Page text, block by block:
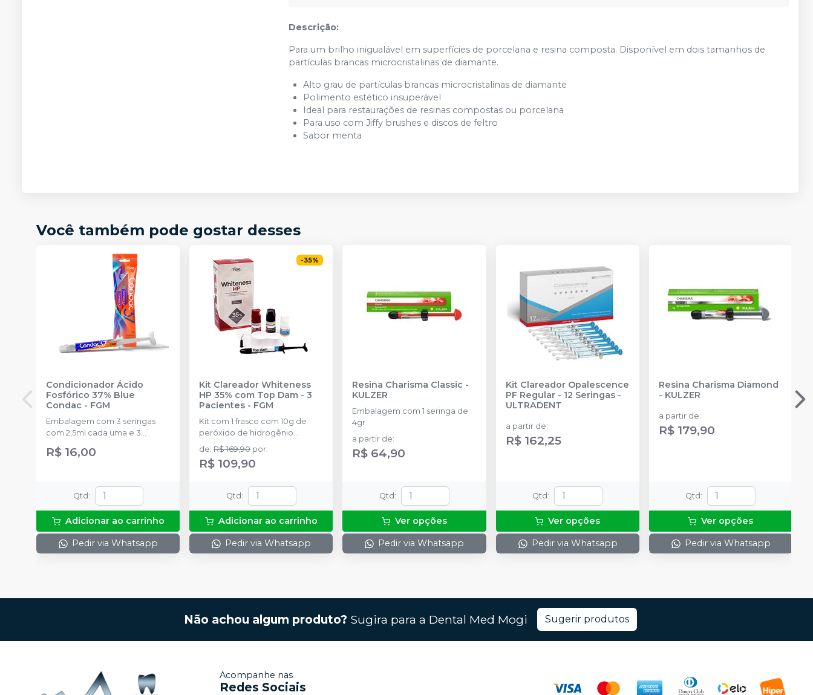
Descrição:
Para um brilho inigualável em superfícies de porcelana e resina composta. Disponível em dois tamanhos de
partículas brancas microcristalinas de diamante.
Alto grau de partículas brancas microcristalinas de diamante
Polimento estético insuperável
Ideal para restaurações de resinas compostas ou porcelana
Para uso com Jiffy brushes e discos de feltro
Sabor menta
Você também pode gostar desses
Condicionador Ácido
Fosfórico 37% Blue
Condac - FGM
Embalagem com 3 seringas
com 2,5ml cada uma e 3
R$ 16,00
Qtd :
Adicionar ao carrinho
Pedir via Whatsapp
-35%
Kit Clareador Whiteness
HP 35% com Top Dam - 3
Pacientes - FGM
Kit com 1 frasco com 10g de
peróxido de hidrogênio
concentrado + 1 frasco com 5g
de espessante + 1 frasco com
2g de solução Neutralize
espátula e uma placa para
preparo do gel e 1 Top Dam
com 2g.
de:R$ 169,90 por:
R$ 109,90
Qtd :
Adicionar ao carrinho
Pedir via Whatsapp
Resina Charisma Classic -
KULZER
Embalagem com 1 seringa de
4gr.
a partir de:
R$ 64,90
Qtd :
Ver opções
Pedir via Whatsapp
Kit Clareador Opalescence
PF Regular - 12 Seringas-
ULTRADENT
a partir de:
R$ 162,25
Qtd :
Ver opções
Pedir via Whatsapp
Resina Charisma Diamond
- KULZER
a partir de:
R$ 179,90
Qtd :
Ver opções
Pedir via Whatsapp
Não achou algum produto? Sugira para a Dental Med Mogi Sugerir produtos
Acompanhe nas
Redes Sociais